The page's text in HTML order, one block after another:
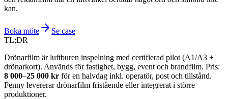
kan.
Boka möte
Se case
TL;DR
Drönarfilm är luftburen inspelning med certifierad pilot (A1/A3 +
drönarkort). Används för fastighet, bygg, event och brandfilm. Pris:
8 000–25 000 kr för en halvdag inkl. operatör, post och tillstånd.
Fenny levererar drönarfilm fristående eller integrerat i större
produktioner.